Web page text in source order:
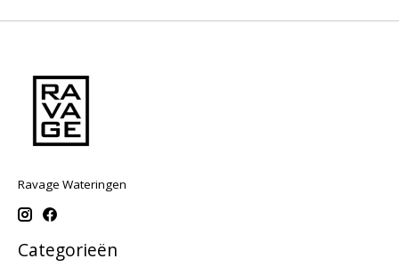
Ravage Wateringen
Categorieën